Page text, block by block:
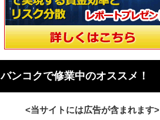
バンコクで修業中のオススメ！
<当サイトには広告が含まれます>